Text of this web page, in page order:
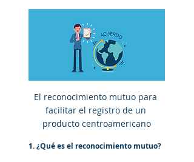
El reconocimiento mutuo para
facilitar el registro de un
producto centroamericano
1. ¿Qué es el reconocimiento mutuo?